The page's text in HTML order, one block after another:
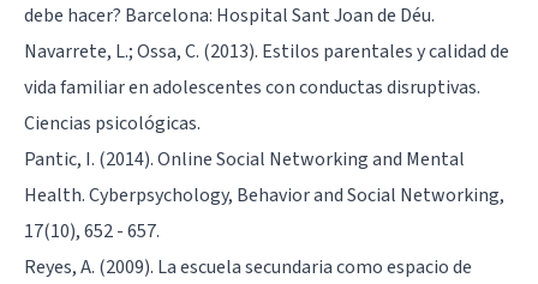
debe hacer? Barcelona: Hospital Sant Joan de Déu.
Navarrete, L.; Ossa, C. (2013). Estilos parentales y calidad de
vida familiar en adolescentes con conductas disruptivas.
Ciencias psicológicas.
Pantic, I. (2014). Online Social Networking and Mental
Health. Cyberpsychology, Behavior and Social Networking,
17(10), 652 - 657.
Reyes, A. (2009). La escuela secundaria como espacio de